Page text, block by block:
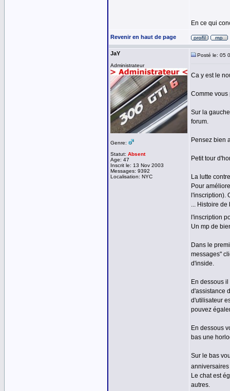
En ce qui
Revenir en haut de page
JaY
Administrateur
Genre:
Statut: Absent
Age: 47
Inscrit le: 13 Nov 2003
Messages: 9392
Localisation: NYC
Posté le: 05
Ca y est le
Comme vous
Sur la
forum.
Pensez bien
Petit tour
La lutte
Pour
l'inscription).
... Histoire
l'inscription
Un mp de
Dans le
messages"
d'inside.
En dessous
d'assistance
d'utilisateur
pouvez
En dessous
bas une
Sur le bas
Le chat est
autres.